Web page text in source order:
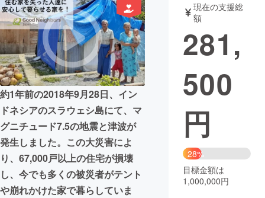
テクノロジー・ガジェット
映像・映画 書籍・雑誌
ビジネス・起業 チャレンジ
まちづくり・地域活性化
CAMPFIRE for Social Good
CAMPFIRE Creation
CAMPFIREふるさと納税
コミュニティ
約1年前の2018年9月28日、イン
ドネシアのスラウェシ島にて、マ
グニチュード7.5の地震と津波が
発生しました。この大災害によ
り、67,000戸以上の住宅が損壊
し、今でも多くの被災者がテント
や崩れかけた家で暮らしていま
現在の支援総
額
281,
500
円
28%
目標金額は
1,000,000円